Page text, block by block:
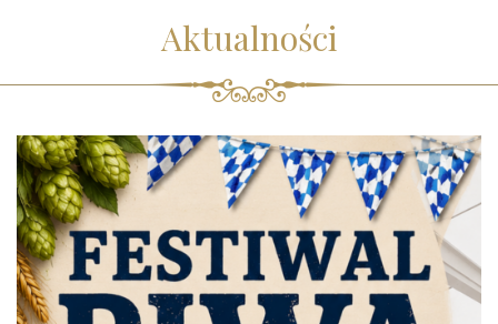
Aktualności